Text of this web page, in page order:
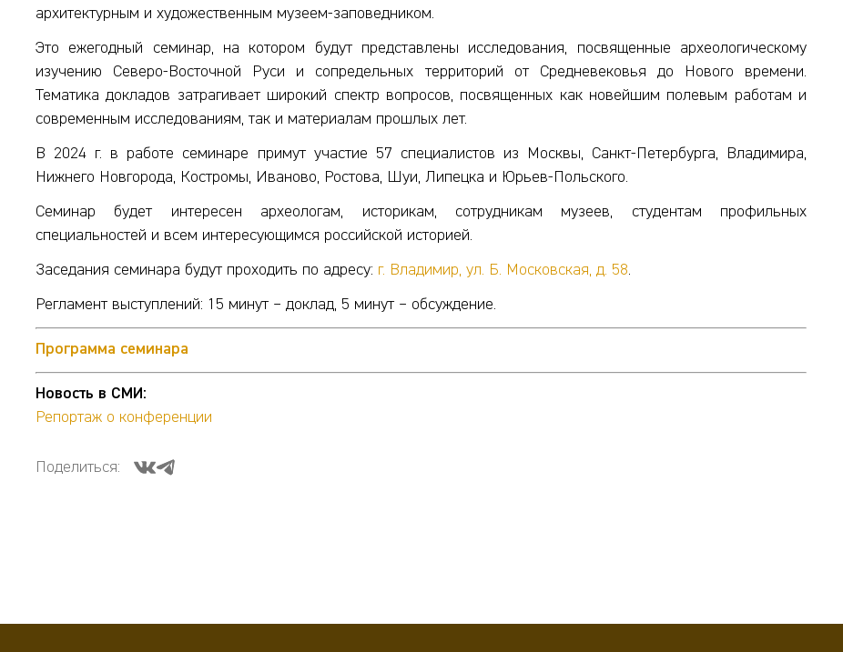
архитектурным и художественным музеем-заповедником.
Это ежегодный семинар, на котором будут представлены исследования, посвященные археологическому
изучению Северо-Восточной Руси и сопредельных территорий от Средневековья до Нового времени.
Тематика докладов затрагивает широкий спектр вопросов, посвященных как новейшим полевым работам и
современным исследованиям, так и материалам прошлых лет.
В 2024 г. в работе семинаре примут участие 57 специалистов из Москвы, Санкт-Петербурга, Владимира,
Нижнего Новгорода, Костромы, Иваново, Ростова, Шуи, Липецка и Юрьев-Польского.
Семинар будет интересен археологам, историкам, сотрудникам музеев, студентам профильных
специальностей и всем интересующимся российской историей.
Заседания семинара будут проходить по адресу: г. Владимир, ул. Б. Московская, д. 58.
Регламент выступлений: 15 минут – доклад, 5 минут – обсуждение.
Программа семинара
Новость в СМИ:
Репортаж о конференции
Поделиться: